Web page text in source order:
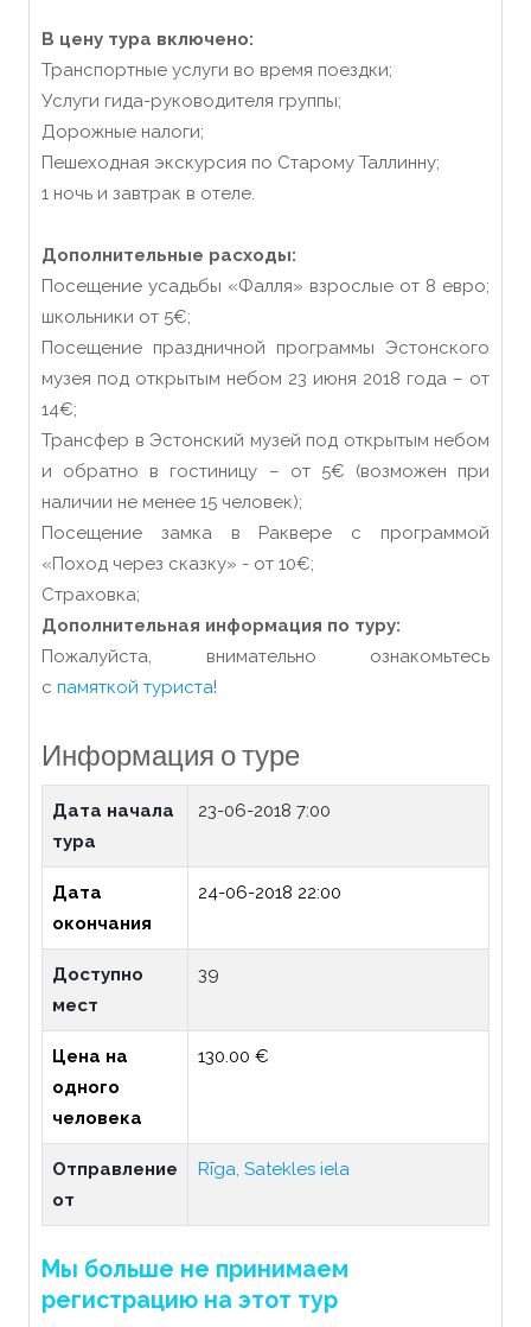
В цену тура включено:
Транспортные услуги во время поездки;
Услуги гида-руководителя группы;
Дорожные налоги;
Пешеходная экскурсия по Старому Таллинну;
1 ночь и завтрак в отеле.
Дополнительные расходы:
Посещение усадьбы «Фалля» взрослые от 8 евро;
школьники от 5€;
Посещение праздничной программы Эстонского
музея под открытым небом 23 июня 2018 года – от
14€;
Трансфер в Эстонский музей под открытым небом
и обратно в гостиницу – от 5€ (возможен при
наличии не менее 15 человек);
Посещение замка в Раквере с программой
«Поход через сказку» - от 10€;
Страховка;
Дополнительная информация по туру:
Пожалуйста, внимательно ознакомьтесь
с памяткой туриста!
Информация о туре
Дата начала
тура
23-06-2018 7:00
Дата
окончания
24-06-2018 22:00
Доступно
мест
39
Цена на
одного
человека
130.00 €
Отправление
от
Rīga, Satekles iela
Мы больше не принимаем
регистрацию на этот тур